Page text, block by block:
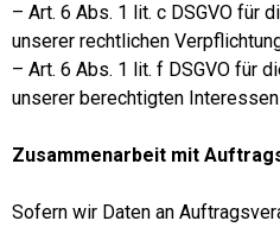
– Art. 6 Abs. 1 lit. c DSGVO für
unserer rechtlichen
– Art. 6 Abs. 1 lit. f DSGVO für
unserer berechtigten Interessen
Zusammenarbeit mit
Sofern wir Daten an